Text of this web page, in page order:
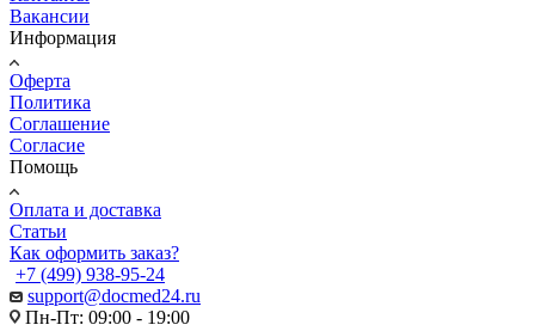
Вакансии
Информация
Оферта
Политика
Соглашение
Согласие
Помощь
Оплата и доставка
Статьи
Как оформить заказ?
+7 (499) 938-95-24
support@docmed24.ru
Пн-Пт: 09:00 - 19:00